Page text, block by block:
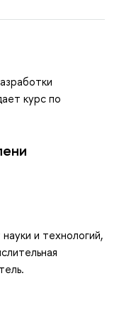
курс по
и технологий,